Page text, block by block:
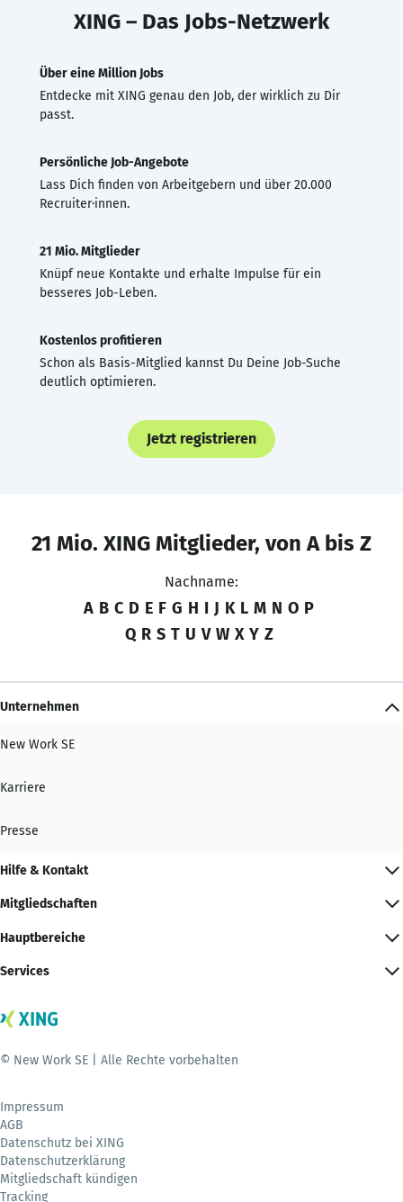
XING – Das Jobs-Netzwerk
Über eine Million Jobs
Entdecke mit XING genau den Job, der wirklich zu Dir
passt.
Persönliche Job-Angebote
Lass Dich finden von Arbeitgebern und über 20.000
Recruiter·innen.
21 Mio. Mitglieder
Knüpf neue Kontakte und erhalte Impulse für ein
besseres Job-Leben.
Kostenlos profitieren
Schon als Basis-Mitglied kannst Du Deine Job-Suche
deutlich optimieren.
Jetzt registrieren
21 Mio. XING Mitglieder, von A bis Z
Nachname:
A B C D E F G H I J K L M N O P
Q R S T U V W X Y Z
Unternehmen
New Work SE
Karriere
Presse
Hilfe & Kontakt
Mitgliedschaften
Hauptbereiche
Services
© New Work SE | Alle Rechte vorbehalten
Impressum
AGB
Datenschutz bei XING
Datenschutzerklärung
Mitgliedschaft kündigen
Tracking